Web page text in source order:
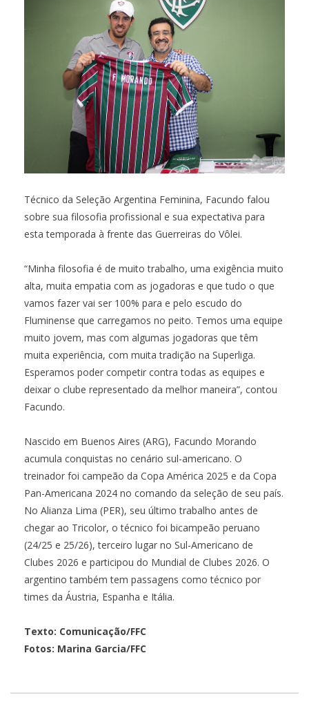
Técnico da Seleção Argentina Feminina, Facundo falou
sobre sua filosofia profissional e sua expectativa para
esta temporada à frente das Guerreiras do Vôlei.
“Minha filosofia é de muito trabalho, uma exigência muito
alta, muita empatia com as jogadoras e que tudo o que
vamos fazer vai ser 100% para e pelo escudo do
Fluminense que carregamos no peito. Temos uma equipe
muito jovem, mas com algumas jogadoras que têm
muita experiência, com muita tradição na Superliga.
Esperamos poder competir contra todas as equipes e
deixar o clube representado da melhor maneira”, contou
Facundo.
Nascido em Buenos Aires (ARG), Facundo Morando
acumula conquistas no cenário sul-americano. O
treinador foi campeão da Copa América 2025 e da Copa
Pan-Americana 2024 no comando da seleção de seu país.
No Alianza Lima (PER), seu último trabalho antes de
chegar ao Tricolor, o técnico foi bicampeão peruano
(24/25 e 25/26), terceiro lugar no Sul-Americano de
Clubes 2026 e participou do Mundial de Clubes 2026. O
argentino também tem passagens como técnico por
times da Áustria, Espanha e Itália.
Texto: Comunicação/FFC
Fotos: Marina Garcia/FFC